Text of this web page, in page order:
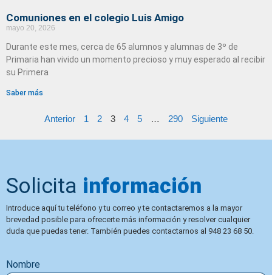
Comuniones en el colegio Luis Amigo
mayo 20, 2026
Durante este mes, cerca de 65 alumnos y alumnas de 3º de
Primaria han vivido un momento precioso y muy esperado al recibir
su Primera
Saber más
Anterior 1 2 3 4 5 … 290 Siguiente
Solicita información
Introduce aquí tu teléfono y tu correo y te contactaremos a la mayor
brevedad posible para ofrecerte más información y resolver cualquier
duda que puedas tener. También puedes contactarnos al 948 23 68 50.
Nombre